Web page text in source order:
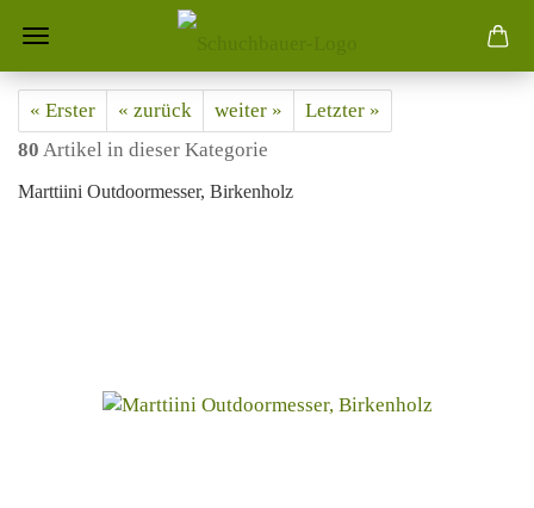
« Erster « zurück weiter »
Letzter »
80 Artikel in dieser Kategorie
Marttiini Outdoormesser, Birkenholz